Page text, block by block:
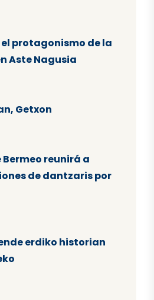
protagonismo de la
Aste Nagusia
Getxon
reunirá a
de dantzaris por
erdiko historian